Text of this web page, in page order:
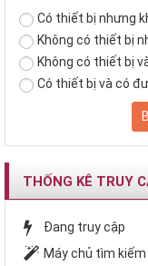
Có thiết bị nhưng
Không có thiết bị
Không có thiết bị
Có thiết bị và có
THỐNG KÊ TRUY
Đang truy cập
Máy chủ tìm kiếm